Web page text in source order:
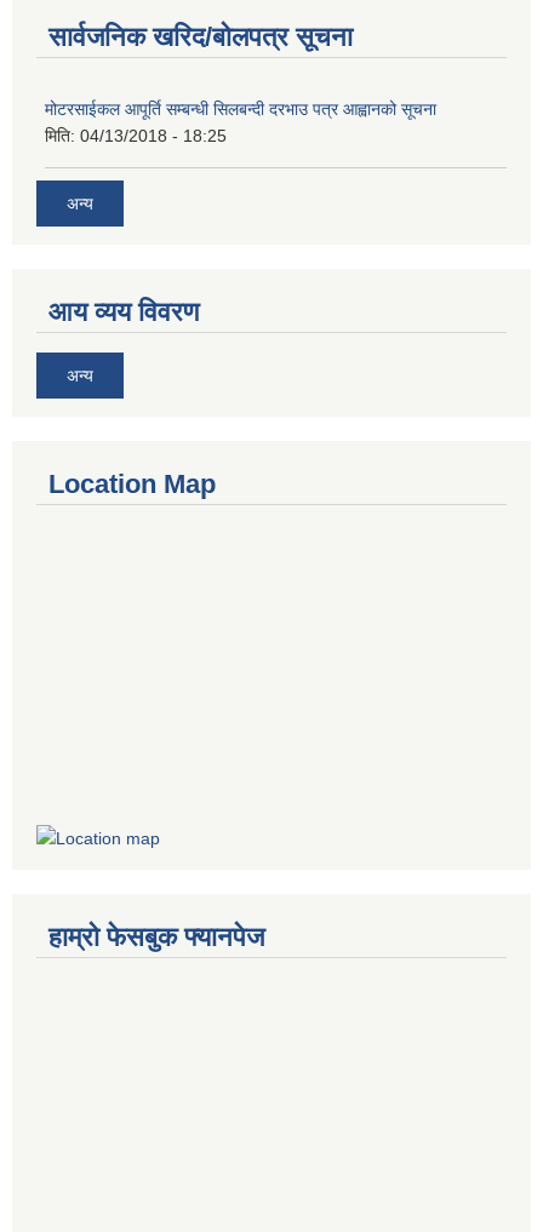
सार्वजनिक खरिद/बोलपत्र सूचना
मोटरसाईकल आपूर्ति सम्बन्धी सिलबन्दी दरभाउ पत्र आह्वानको सूचना
मिति: 04/13/2018 - 18:25
अन्य
आय व्यय विवरण
अन्य
Location Map
हाम्रो फेसबुक फ्यानपेज